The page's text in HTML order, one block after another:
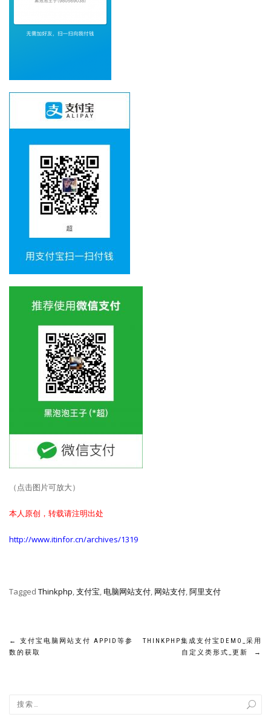
（点击图片可放大）
本人原创，转载请注明出处
http://www.itinfor.cn/archives/1319
Tagged Thinkphp,支付宝, 电脑网站支付, 网站支付,阿里支付
文
导
←
支付宝电脑网站支付 APPID等参
数的获取
THINKPHP集成支付宝DEMO_采用
自定义类形式_更新
→